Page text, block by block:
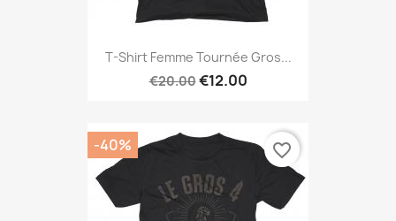
T-Shirt Femme Tournée Gros...
€20.00€12.00
-40% favorite_border